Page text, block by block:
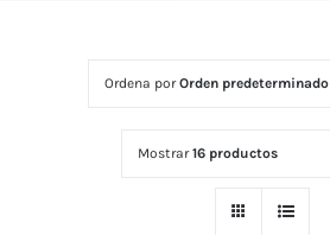
Ordena porOrden predeterminado
Mostrar16 productos